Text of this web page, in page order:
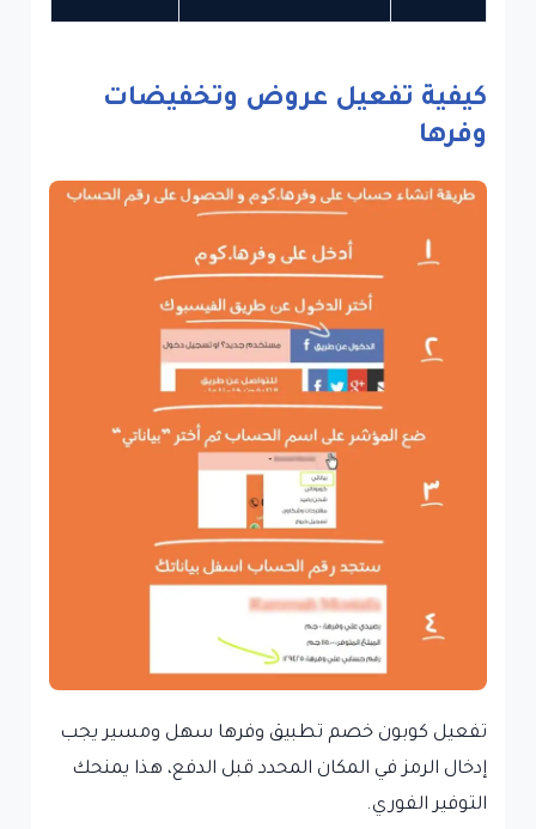
كيفية تفعيل عروض وتخفيضات
وفرها
تفعيل كوبون خصم تطبيق وفرها سهل ومسير يجب
إدخال الرمز في المكان المحدد قبل الدفع، هذا يمنحك
التوفير الفوري.